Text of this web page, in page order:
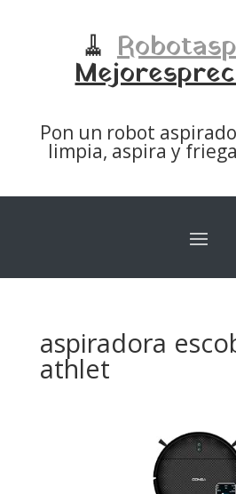
🧹
Pon un robot
limpia, aspira y
aspiradora
athlet